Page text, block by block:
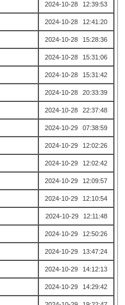
2024-10-28 12:39:53
2024-10-28 12:41:20
2024-10-28 15:28:36
2024-10-28 15:31:06
2024-10-28 15:31:42
2024-10-28 20:33:39
2024-10-28 22:37:48
2024-10-29 07:38:59
2024-10-29 12:02:26
2024-10-29 12:02:42
2024-10-29 12:09:57
2024-10-29 12:10:54
2024-10-29 12:11:48
2024-10-29 12:50:26
2024-10-29 13:47:24
2024-10-29 14:12:13
2024-10-29 14:29:42